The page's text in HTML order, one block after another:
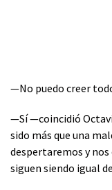
—No puedo creer
—Sí —coincidió
sido más que una
despertaremos y nos
siguen siendo igual